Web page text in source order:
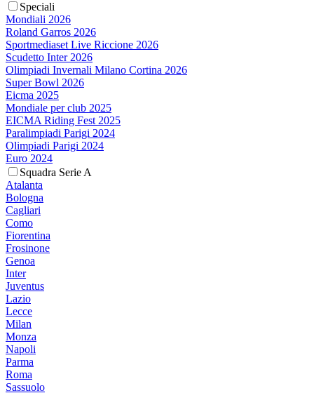
Speciali
Mondiali 2026
Roland Garros 2026
Sportmediaset Live Riccione 2026
Scudetto Inter 2026
Olimpiadi Invernali Milano Cortina 2026
Super Bowl 2026
Eicma 2025
Mondiale per club 2025
EICMA Riding Fest 2025
Paralimpiadi Parigi 2024
Olimpiadi Parigi 2024
Euro 2024
Squadra Serie A
Atalanta
Bologna
Cagliari
Como
Fiorentina
Frosinone
Genoa
Inter
Juventus
Lazio
Lecce
Milan
Monza
Napoli
Parma
Roma
Sassuolo